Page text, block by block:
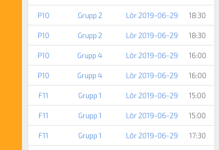
P10 Grupp 2 Lör 2019-06-29 18:30
P10 Grupp 2 Lör 2019-06-29 18:30
P10 Grupp 4 Lör 2019-06-29 16:00
P10 Grupp 4 Lör 2019-06-29 16:00
F11 Grupp 1 Lör 2019-06-29 15:00
F11 Grupp 1 Lör 2019-06-29 15:00
F11 Grupp 1 Lör 2019-06-29 17:30